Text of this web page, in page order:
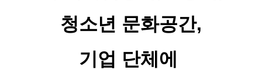
청소년 문화공간,
기업 단체에